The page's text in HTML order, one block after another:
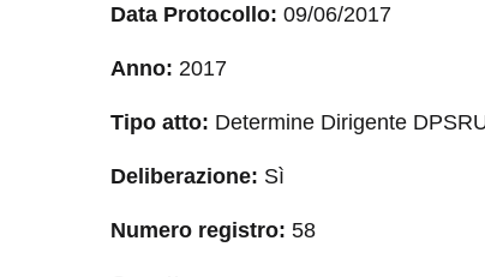
Data Protocollo: 09/06/2017
Anno: 2017
Tipo atto: Determine Dirigente
Deliberazione: Sì
Numero registro: 58